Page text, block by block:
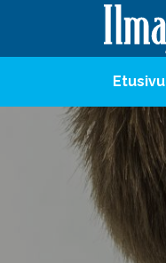
Etusivu